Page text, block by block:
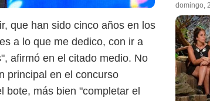
que han sido cinco años en los
a lo que me dedico, con ir a
afirmó en el citado medio. No
principal en el concurso
bote, más bien "completar el
domingo,